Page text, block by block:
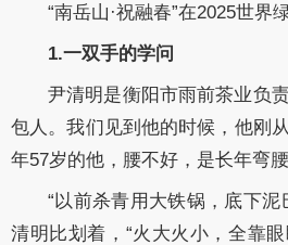
“南岳山·祝融春”在2025世界
1.一双手的学问
尹清明是衡阳市雨前茶业负
包人。我们见到他的时候，他刚
年57岁的他，腰不好，是长年弯腰
“以前杀青用大铁锅，底下
清明比划着，“火大火小，全靠